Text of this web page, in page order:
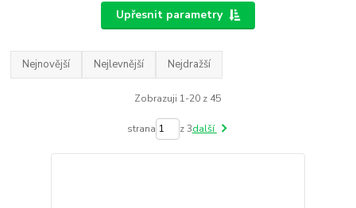
Upřesnit parametry
Nejnovější Nejlevnější Nejdražší
Zobrazuji 1-20 z 45
strana z 3další